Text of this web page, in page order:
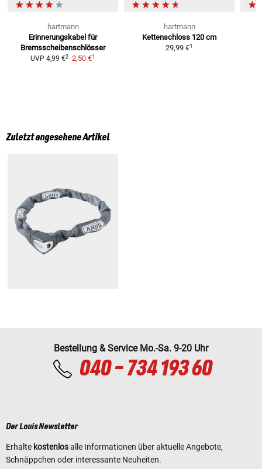
hartmann
Erinnerungskabel für
Bremsscheibenschlösser
UVP 4,99 €2 2,50 €1
hartmann
Kettenschloss 120 cm
29,99 €1
Zuletzt angesehene Artikel
Bestellung & Service Mo.-Sa. 9-20 Uhr
040 - 734 193 60
Der Louis Newsletter
Erhalte kostenlosalle Informationen über aktuelle Angebote,
Schnäppchen oder interessante Neuheiten.